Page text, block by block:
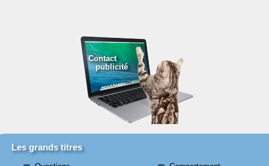
Contact
publicité
Les grands titres